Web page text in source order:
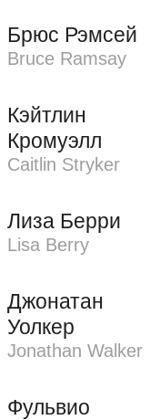
Брюс Рэмсей
Bruce Ramsay
Кэйтлин
Кромуэлл
Caitlin Stryker
Лиза Берри
Lisa Berry
Джонатан
Уолкер
Jonathan Walker
Фульвио